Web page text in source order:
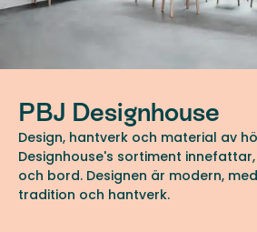
PBJ Designhouse
Design, hantverk och material av
Designhouse's sortiment
och bord. Designen är modern,
tradition och hantverk.